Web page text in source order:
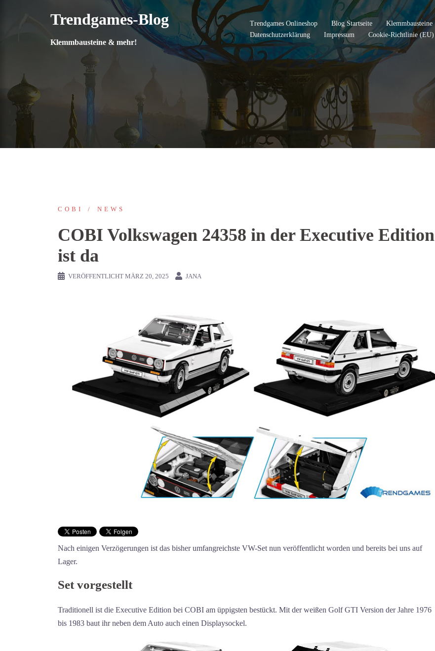
Trendgames-Blog
Klemmbausteine & mehr!
Trendgames Onlineshop Blog Startseite Klemmbausteine
Datenschutzerklärung
Impressum Cookie-Richtlinie (EU)
COBI NEWS
COBI Volkswagen 24358 in der Executive Edition
ist da
VERÖFFENTLICHT MÄRZ 20, 2025 JANA
Nach einigen Verzögerungen ist das bisher umfangreichste VW-Set nun veröffentlicht worden und bereits bei uns auf
Lager.
Set vorgestellt
Traditionell ist die Executive Edition bei COBI am üppigsten bestückt. Mit der weißen Golf GTI Version der Jahre 1976
bis 1983 baut ihr neben dem Auto auch einen Displaysockel.